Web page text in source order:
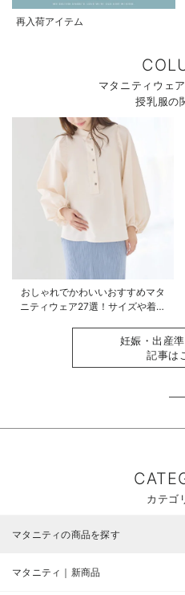
再入荷アイテム
マタニティウェ
授乳服の
おしゃれでかわいいおすすめマタ
ニティウェア27選！サイズや着る
妊娠・出産
記事は
カテゴ
マタニティの商品を探す
マタニティ｜新商品